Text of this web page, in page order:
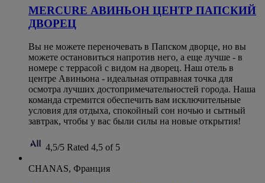
MERCURE АВИНЬОН ЦЕНТР ПАПСКИЙ
ДВОРЕЦ
Вы не можете переночевать в Папском дворце, но вы
можете остановиться напротив него, а еще лучше - в
номере с террасой с видом на дворец. Наш отель в
центре Авиньона - идеальная отправная точка для
осмотра лучших достопримечательностей города. Наша
команда стремится обеспечить вам исключительные
условия для отдыха, спокойный сон ночью и сытный
завтрак, чтобы у вас были силы на новые открытия!
4,5/5 Rated 4,5 of 5
CHANAS, Франция